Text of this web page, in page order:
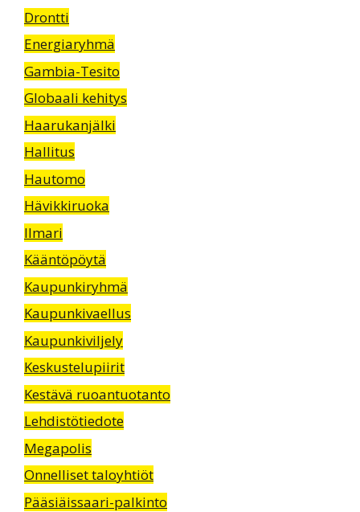
Drontti
Energiaryhmä
Gambia-Tesito
Globaali kehitys
Haarukanjälki
Hallitus
Hautomo
Hävikkiruoka
Ilmari
Kääntöpöytä
Kaupunkiryhmä
Kaupunkivaellus
Kaupunkiviljely
Keskustelupiirit
Kestävä ruoantuotanto
Lehdistötiedote
Megapolis
Onnelliset taloyhtiöt
Pääsiäissaari-palkinto